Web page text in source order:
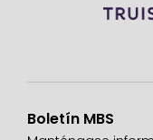
Boletín MBS